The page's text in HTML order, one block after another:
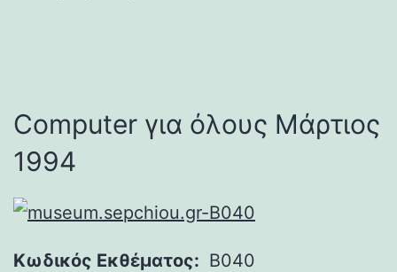
Computer για όλους Μάρτιος
1994
Κωδικός Εκθέματος: B040